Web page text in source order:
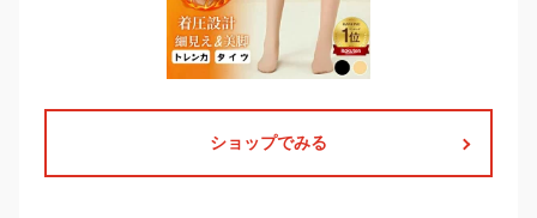
ショップでみる